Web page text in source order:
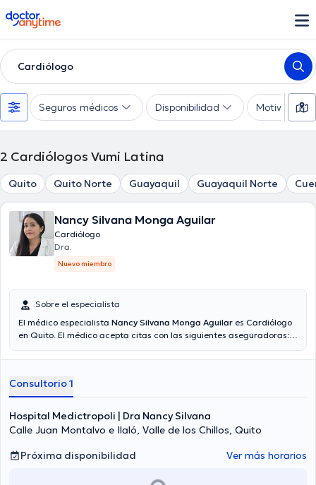
doctoranytime
Cardiólogo
Seguros médicos Disponibilidad Motivo de
2 Cardiólogos Vumi Latina
Quito Quito Norte Guayaquil Guayaquil Norte
Nancy Silvana Monga Aguilar
Cardiólogo
Dra.
Nuevo miembro
Sobre el especialista
El médico especialista Nancy Silvana Monga Aguilar es Cardiólogo
en Quito. El médico acepta citas con las siguientes aseguradoras:
consultorio abarca todo lo relacionado con Insuficiencia cardíaca,
cardíaca , Cardiología general.
Consultorio 1
Hospital Medictropoli | Dra Nancy Silvana
Calle Juan Montalvo e Ilaló, Valle de los Chillos, Quito
Próxima disponibilidad
Ver más horarios